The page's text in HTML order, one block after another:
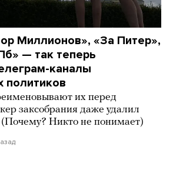
Миллионов», «За Питер»,
— так теперь
каналы
политиков
их перед
заксобрания даже удалил
Никто не понимает)